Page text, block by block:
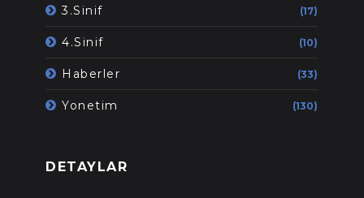
3.Sinif (17)
4.Sinif (10)
Haberler (33)
Yonetim (130)
DETAYLAR